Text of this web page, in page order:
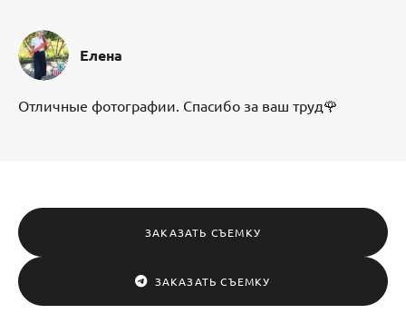
Елена
Отличные фотографии. Спасибо за ваш труд🌹
ЗАКАЗАТЬ СЪЕМКУ
ЗАКАЗАТЬ СЪЕМКУ